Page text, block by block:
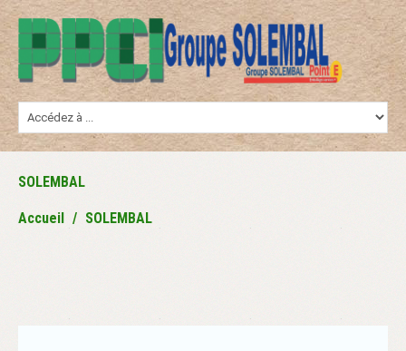
SOLEMBAL
Accueil SOLEMBAL